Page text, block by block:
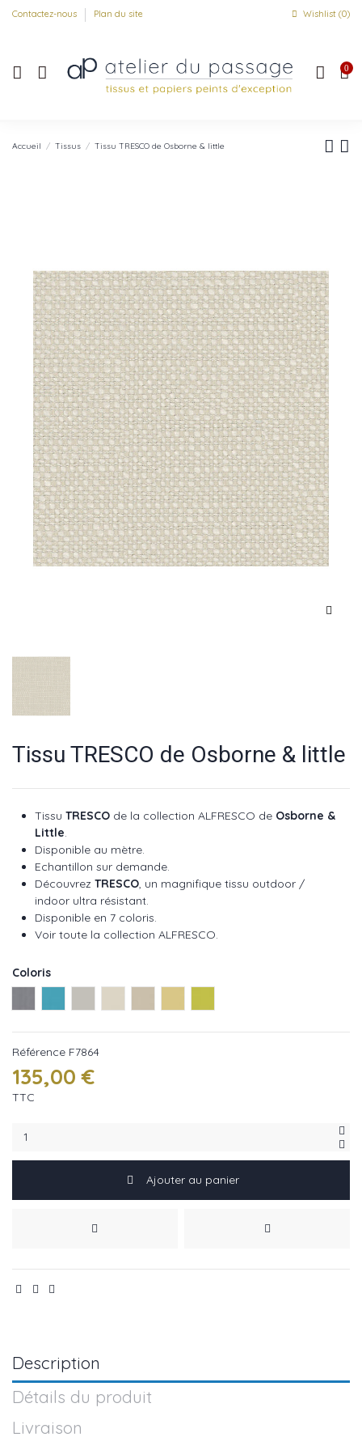
Contactez-nous Plan du site Wishlist (0)
0
Accueil Tissus Tissu TRESCO de Osborne & little
Tissu TRESCO de Osborne & little
Tissu TRESCO de la collection ALFRESCO de Osborne &
Little
Disponible au mètre.
Echantillon sur demande.
Découvrez TRESCO , un magnifique tissu outdoor /
indoor ultra résistant.
Disponible en 7 coloris.
Voir toute la collection ALFRESCO
Coloris
Référence F7864
135,00 €
TTC
Ajouter au panier
Description
Détails du produit
Livraison